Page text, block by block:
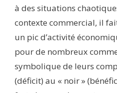
à des situations
contexte commercial, il
un pic d’activité
pour de nombreux
symbolique de leurs
(déficit) au « noir »